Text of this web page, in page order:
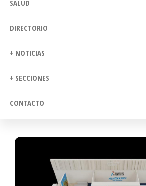
SALUD
DIRECTORIO
+ NOTICIAS
+ SECCIONES
CONTACTO